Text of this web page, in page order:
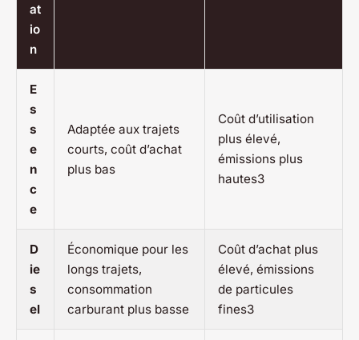
at
io
n
E
s
s
e
n
c
e
Adaptée aux trajets
courts, coût d’achat
plus bas
Coût d’utilisation
plus élevé,
émissions plus
hautes3
D
ie
s
el
Économique pour les
longs trajets,
consommation
carburant plus basse
Coût d’achat plus
élevé, émissions
de particules
fines3